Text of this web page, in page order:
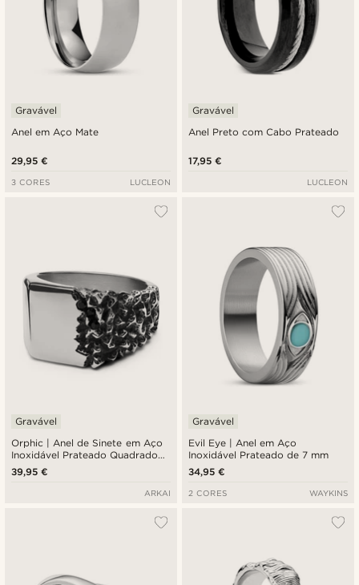
Anel em Aço Mate
Gravável
29,95 €
3 CORES LUCLEON
Anel Preto com Cabo Prateado
Gravável
17,95 €
LUCLEON
Orphic | Anel de Sinete em Aço
Inoxidável Prateado Quadrado
Vulcânico com Zircónia Preta
Gravável
39,95 €
ARKAI
Evil Eye | Anel em Aço
Inoxidável Prateado de 7 mm
Gravável
34,95 €
2 CORES WAYKINS